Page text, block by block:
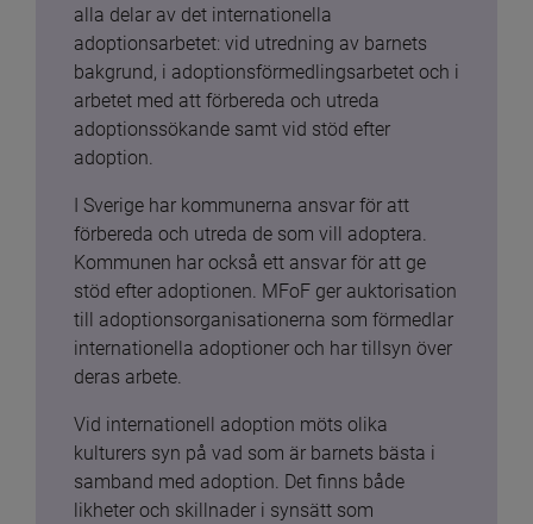
alla delar av det internationella
adoptionsarbetet: vid utredning av barnets
bakgrund, i adoptionsförmedlingsarbetet och i
arbetet med att förbereda och utreda
adoptionssökande samt vid stöd efter
adoption.
I Sverige har kommunerna ansvar för att
förbereda och utreda de som vill adoptera.
Kommunen har också ett ansvar för att ge
stöd efter adoptionen. MFoF ger auktorisation
till adoptionsorganisationerna som förmedlar
internationella adoptioner och har tillsyn över
deras arbete.
Vid internationell adoption möts olika
kulturers syn på vad som är barnets bästa i
samband med adoption. Det finns både
likheter och skillnader i synsätt som